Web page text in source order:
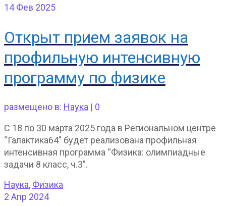
14Фев 2025
Открыт прием заявок на
профильную интенсивную
программу по физике
размещено в: Наука | 0
С 18 по 30 марта 2025 года в Региональном центре
“Галактика64” будет реализована профильная
интенсивная программа “Физика: олимпиадные
задачи 8 класс, ч.3”.
Наука, Физика
2 Апр 2024